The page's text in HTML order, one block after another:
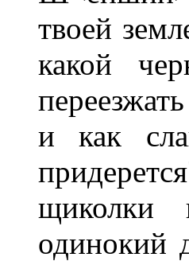
твоей
какой
и как
щиколки
одинокий